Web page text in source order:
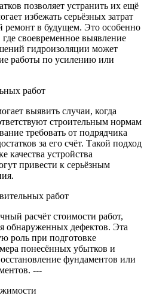
позволяет устранить их ещё
избежать серьёзных затрат
ремонт в будущем. Это особенно
своевременное выявление
гидроизоляции может
работы по усилению или
работ
выявить случаи, когда
строительным нормам
требовать от подрядчика
за его счёт. Такой подход
качества устройства
привести к серьёзным
работ
расчёт стоимости работ,
обнаруженных дефектов. Эта
роль при подготовке
понесённых убытков и
фундаментов или
---